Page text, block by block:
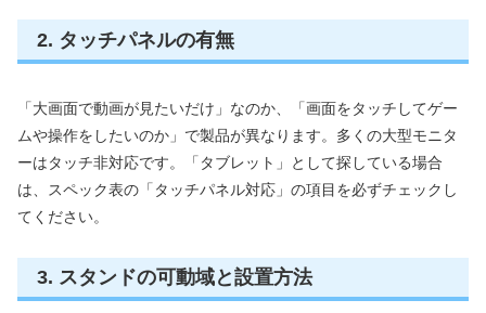
2. タッチパネルの有無
「大画面で動画が見たいだけ」なのか、「画面をタッチしてゲー
ムや操作をしたいのか」で製品が異なります。多くの大型モニタ
ーはタッチ非対応です。「タブレット」として探している場合
は、スペック表の「タッチパネル対応」の項目を必ずチェックし
てください。
3. スタンドの可動域と設置方法